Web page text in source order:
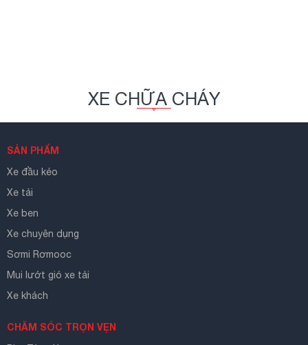
XE CHỮA CHÁY
SẢN PHẨM
Xe đầu kéo
Xe tải
Xe ben
Xe chuyên dụng
Sơmi Rơmooc
Mui lướt gió xe tải
Xe khách
CHĂM SÓC TRỌN VẸN